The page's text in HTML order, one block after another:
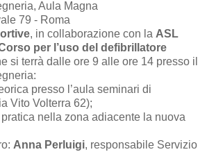
Aula Magna
79 - Roma
, in collaborazione con la ASL
per l’uso del defibrillatore
si terrà dalle ore 9 alle ore 14 presso il
presso l’aula seminari di
Vito Volterra 62);
nella zona adiacente la nuova
Anna Perluigi, responsabile Servizio